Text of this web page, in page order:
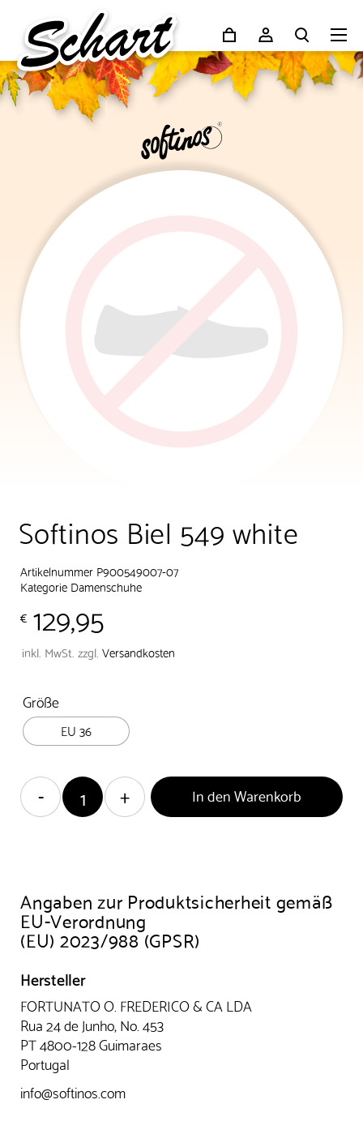
Softinos Biel 549 white
Artikelnummer P900549007-07
KategorieDamenschuhe
€ 129,95
inkl. MwSt.zzgl.Versandkosten
Größe
EU 36
In den Warenkorb
Angaben zur Produktsicherheit gemäß
EU-Verordnung
(EU) 2023/988 (GPSR)
Hersteller
FORTUNATO O. FREDERICO & CA LDA
Rua 24 de Junho, No. 453
PT 4800-128 Guimaraes
Portugal
info@softinos.com